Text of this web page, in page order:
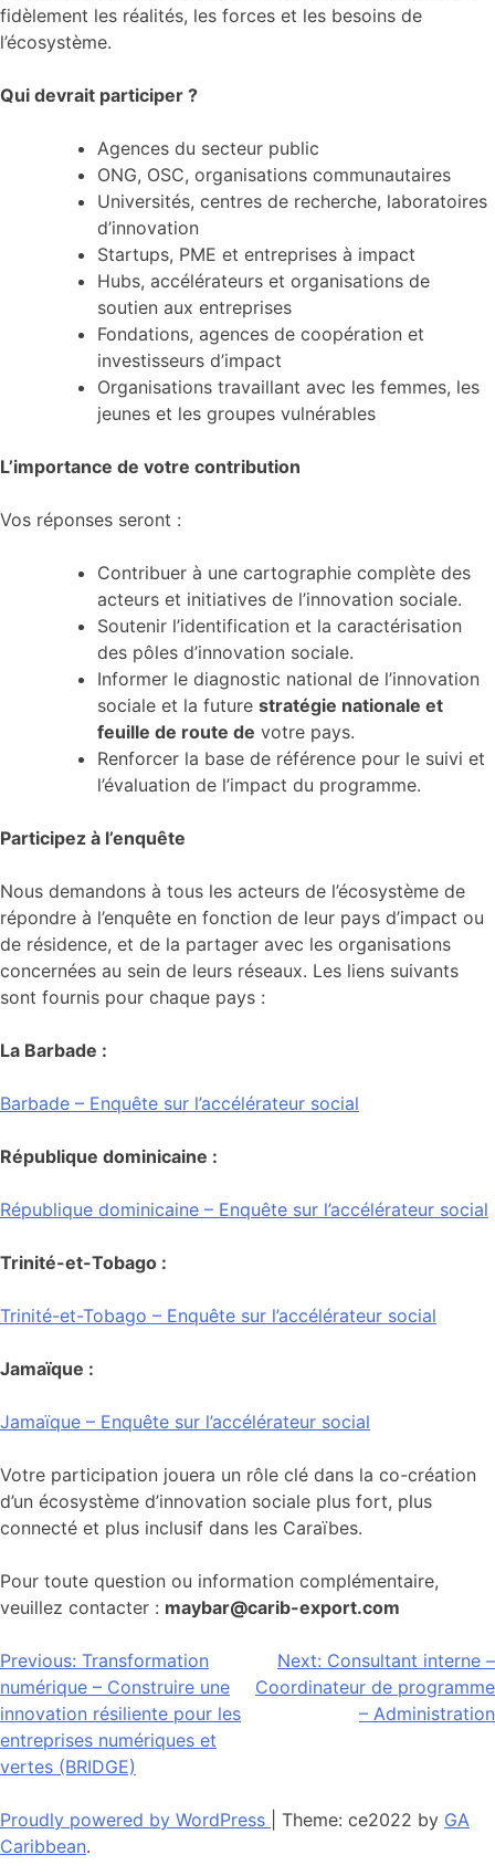
fidèlement les réalités, les forces et les besoins de
l’écosystème.
Qui devrait participer ?
Agences du secteur public
ONG, OSC, organisations communautaires
Universités, centres de recherche, laboratoires
d’innovation
Startups, PME et entreprises à impact
Hubs, accélérateurs et organisations de
soutien aux entreprises
Fondations, agences de coopération et
investisseurs d’impact
Organisations travaillant avec les femmes, les
jeunes et les groupes vulnérables
L’importance de votre contribution
Vos réponses seront :
Contribuer à une cartographie complète des
acteurs et initiatives de l’innovation sociale.
Soutenir l’identification et la caractérisation
des pôles d’innovation sociale.
Informer le diagnostic national de l’innovation
sociale et la future stratégie nationale et
feuille de route de votre pays.
Renforcer la base de référence pour le suivi et
l’évaluation de l’impact du programme.
Participez à l’enquête
Nous demandons à tous les acteurs de l’écosystème de
répondre à l’enquête en fonction de leur pays d’impact ou
de résidence, et de la partager avec les organisations
concernées au sein de leurs réseaux. Les liens suivants
sont fournis pour chaque pays :
La Barbade :
Barbade – Enquête sur l’accélérateur social
République dominicaine :
République dominicaine – Enquête sur l’accélérateur social
Trinité-et-Tobago :
Trinité-et-Tobago – Enquête sur l’accélérateur social
Jamaïque :
Jamaïque – Enquête sur l’accélérateur social
Votre participation jouera un rôle clé dans la co-création
d’un écosystème d’innovation sociale plus fort, plus
connecté et plus inclusif dans les Caraïbes.
Pour toute question ou information complémentaire,
veuillez contacter : maybar@carib-export.com
Navigation
de
l’article
Previous: Transformation
numérique – Construire une
innovation résiliente pour les
entreprises numériques et
vertes (BRIDGE)
Next: Consultant interne –
Coordinateur de programme
– Administration
Proudly powered by WordPress Theme: ce2022 by GA
Caribbean.